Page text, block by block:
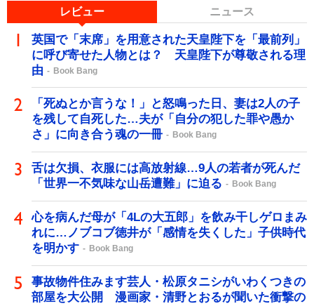
レビュー ニュース
英国で「末席」を用意された天皇陛下を「最前列」
に呼び寄せた人物とは？ 天皇陛下が尊敬される理
由
Book Bang
「死ぬとか言うな！」と怒鳴った日、妻は2人の子
を残して自死した…夫が「自分の犯した罪や愚か
さ」に向き合う魂の一冊
Book Bang
舌は欠損、衣服には高放射線…9人の若者が死んだ
「世界一不気味な山岳遭難」に迫る
Book Bang
心を病んだ母が「4Lの大五郎」を飲み干しゲロまみ
れに…ノブコブ徳井が「感情を失くした」子供時代
を明かす
Book Bang
事故物件住みます芸人・松原タニシがいわくつきの
部屋を大公開 漫画家・清野とおるが聞いた衝撃の